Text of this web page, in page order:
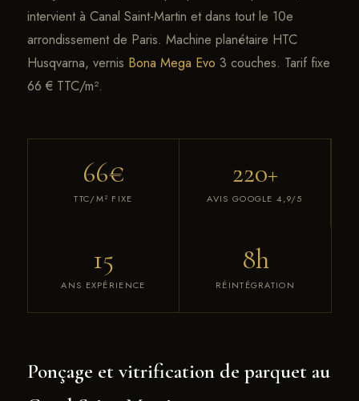
intervient à Canal Saint-Martin et dans tout le 10e
arrondissement de Paris. Machine planétaire HTC
Husqvarna, vernis Bona Mega Evo 3 couches. Tarif fixe
66 € TTC/m².
66€
TTC/M² FIXE
220+
AVIS GOOGLE 4,9/5
15
ANS EXPÉRIENCE
8h
RÉINTÉGRATION
Ponçage et vitrification de parquet au